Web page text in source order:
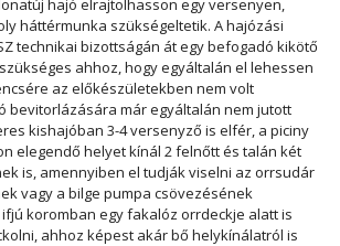
hajó elrajtolhasson egy versenyen,
háttérmunka szükségeltetik. A hajózási
technikai bizottságán át egy befogadó kikötő
ahhoz, hogy egyáltalán el lehessen
az előkészületekben nem volt
bevitorlázására már egyáltalán nem jutott
kishajóban 3-4 versenyző is elfér, a piciny
elegendő helyet kínál 2 felnőtt és talán két
is, amennyiben el tudják viselni az orrsudár
vagy a bilge pumpa csövezésének
ifjú koromban egy fakalóz orrdeckje alatt is
ahhoz képest akár bő helykínálatról is